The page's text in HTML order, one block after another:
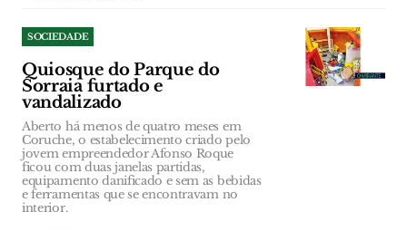
SOCIEDADE
Quiosque do Parque do
Sorraia furtado e
vandalizado
Aberto há menos de quatro meses em
Coruche, o estabelecimento criado pelo
jovem empreendedor Afonso Roque
ficou com duas janelas partidas,
equipamento danificado e sem as bebidas
e ferramentas que se encontravam no
interior.